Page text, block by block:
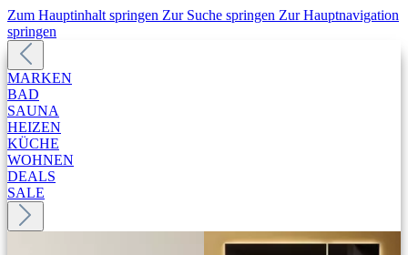
Zum Hauptinhalt springen Zur Suche springen Zur Hauptnavigation
springen
MARKEN
BAD
SAUNA
HEIZEN
KÜCHE
WOHNEN
DEALS
SALE